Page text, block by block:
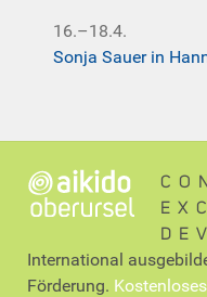
16.–18.4.
Sonja Sauer in
International
Förderung.